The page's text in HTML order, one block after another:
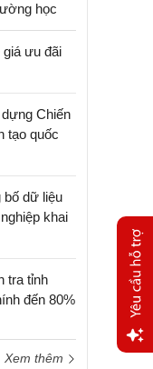
học
ưu đãi
Chiến
tạo quốc
bố dữ liệu
khai
tra tỉnh
đến 80%
Xem thêm